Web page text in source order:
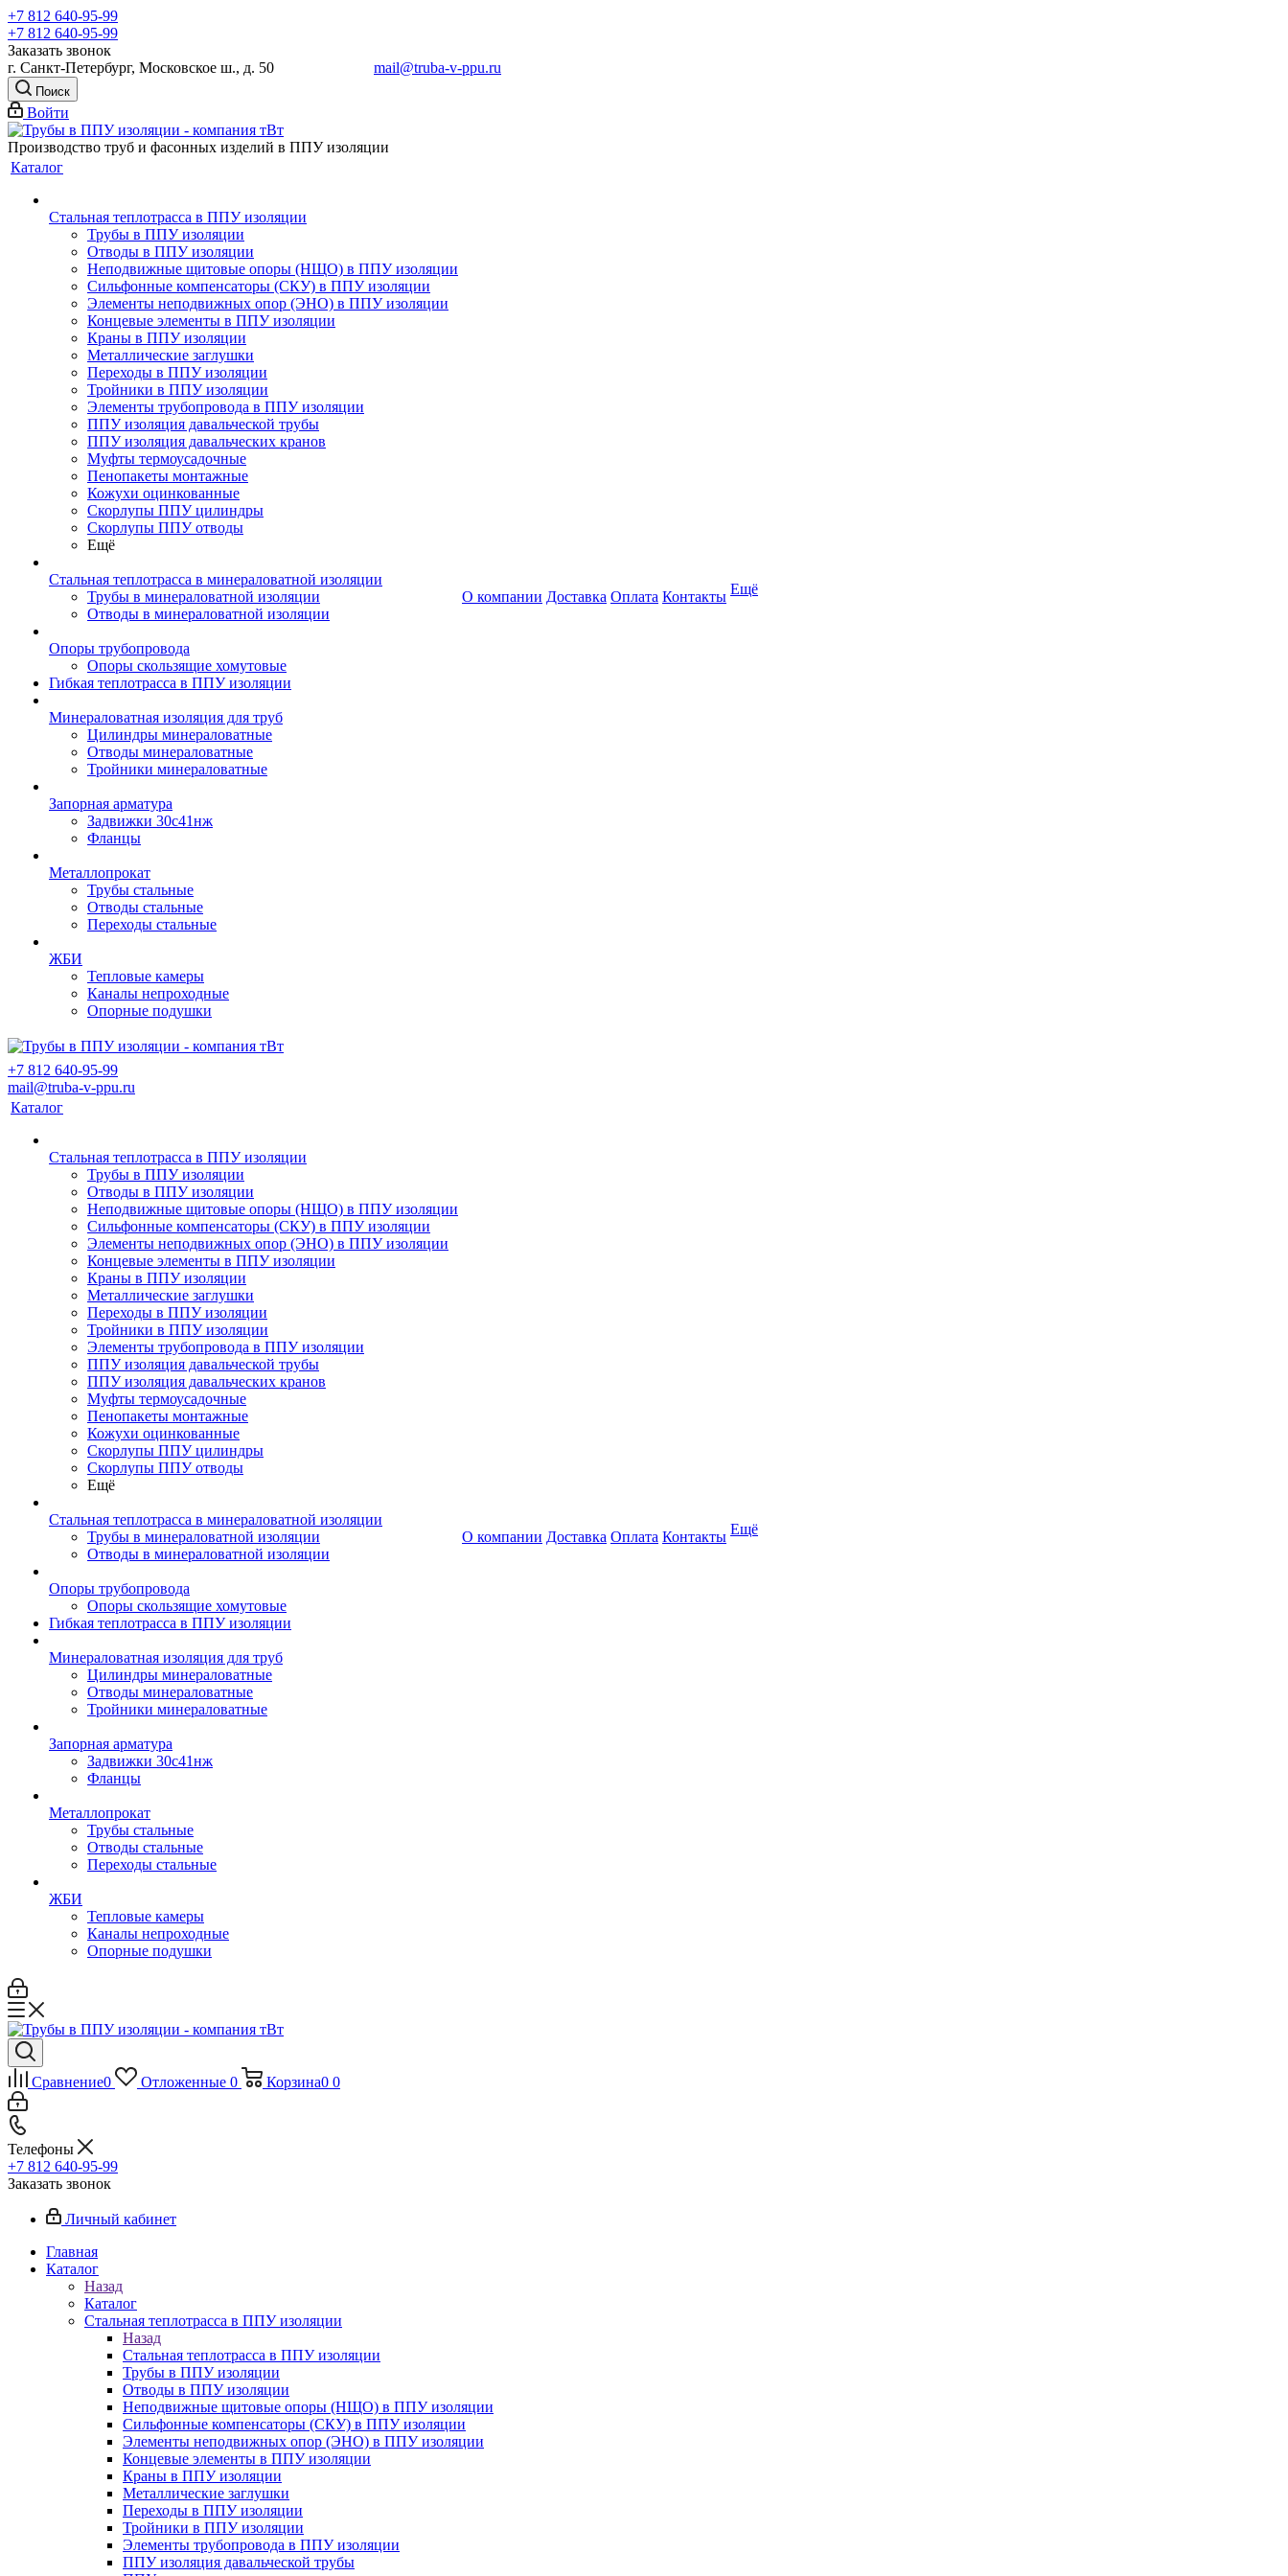
+7 812 640-95-99
+7 812 640-95-99
Заказать звонок
г. Санкт-Петербург, Московское ш., д. 50 mail@truba-v-ppu.ru
Поиск
Войти
Производство труб и фасонных изделий в ППУ изоляции
Каталог
Стальная теплотрасса в ППУ изоляции
Трубы в ППУ изоляции
Отводы в ППУ изоляции
Неподвижные щитовые опоры (НЩО) в ППУ изоляции
Cильфонные компенсаторы (СКУ) в ППУ изоляции
Элементы неподвижных опор (ЭНО) в ППУ изоляции
Концевые элементы в ППУ изоляции
Краны в ППУ изоляции
Металлические заглушки
Переходы в ППУ изоляции
Тройники в ППУ изоляции
Элементы трубопровода в ППУ изоляции
ППУ изоляция давальческой трубы
ППУ изоляция давальческих кранов
Муфты термоусадочные
Пенопакеты монтажные
Кожухи оцинкованные
Скорлупы ППУ цилиндры
Скорлупы ППУ отводы
Ещё
Стальная теплотрасса в минераловатной изоляции
Трубы в минераловатной изоляции
Отводы в минераловатной изоляции
Опоры трубопровода
Опоры скользящие хомутовые
Гибкая теплотрасса в ППУ изоляции
Минераловатная изоляция для труб
Цилиндры минераловатные
Отводы минераловатные
Тройники минераловатные
Запорная арматура
Задвижки 30с41нж
Фланцы
Металлопрокат
Трубы стальные
Отводы стальные
Переходы стальные
ЖБИ
Тепловые камеры
Каналы непроходные
Опорные подушки
О компании Доставка Оплата Контакты Ещё
+7 812 640-95-99
mail@truba-v-ppu.ru
Каталог
Стальная теплотрасса в ППУ изоляции
Трубы в ППУ изоляции
Отводы в ППУ изоляции
Неподвижные щитовые опоры (НЩО) в ППУ изоляции
Cильфонные компенсаторы (СКУ) в ППУ изоляции
Элементы неподвижных опор (ЭНО) в ППУ изоляции
Концевые элементы в ППУ изоляции
Краны в ППУ изоляции
Металлические заглушки
Переходы в ППУ изоляции
Тройники в ППУ изоляции
Элементы трубопровода в ППУ изоляции
ППУ изоляция давальческой трубы
ППУ изоляция давальческих кранов
Муфты термоусадочные
Пенопакеты монтажные
Кожухи оцинкованные
Скорлупы ППУ цилиндры
Скорлупы ППУ отводы
Ещё
Стальная теплотрасса в минераловатной изоляции
Трубы в минераловатной изоляции
Отводы в минераловатной изоляции
Опоры трубопровода
Опоры скользящие хомутовые
Гибкая теплотрасса в ППУ изоляции
Минераловатная изоляция для труб
Цилиндры минераловатные
Отводы минераловатные
Тройники минераловатные
Запорная арматура
Задвижки 30с41нж
Фланцы
Металлопрокат
Трубы стальные
Отводы стальные
Переходы стальные
ЖБИ
Тепловые камеры
Каналы непроходные
Опорные подушки
О компании Доставка Оплата Контакты Ещё
Сравнение0 Отложенные 0 Корзина0 0
Телефоны
+7 812 640-95-99
Заказать звонок
Личный кабинет
Главная
Каталог
Назад
Каталог
Стальная теплотрасса в ППУ изоляции
Назад
Стальная теплотрасса в ППУ изоляции
Трубы в ППУ изоляции
Отводы в ППУ изоляции
Неподвижные щитовые опоры (НЩО) в ППУ изоляции
Cильфонные компенсаторы (СКУ) в ППУ изоляции
Элементы неподвижных опор (ЭНО) в ППУ изоляции
Концевые элементы в ППУ изоляции
Краны в ППУ изоляции
Металлические заглушки
Переходы в ППУ изоляции
Тройники в ППУ изоляции
Элементы трубопровода в ППУ изоляции
ППУ изоляция давальческой трубы